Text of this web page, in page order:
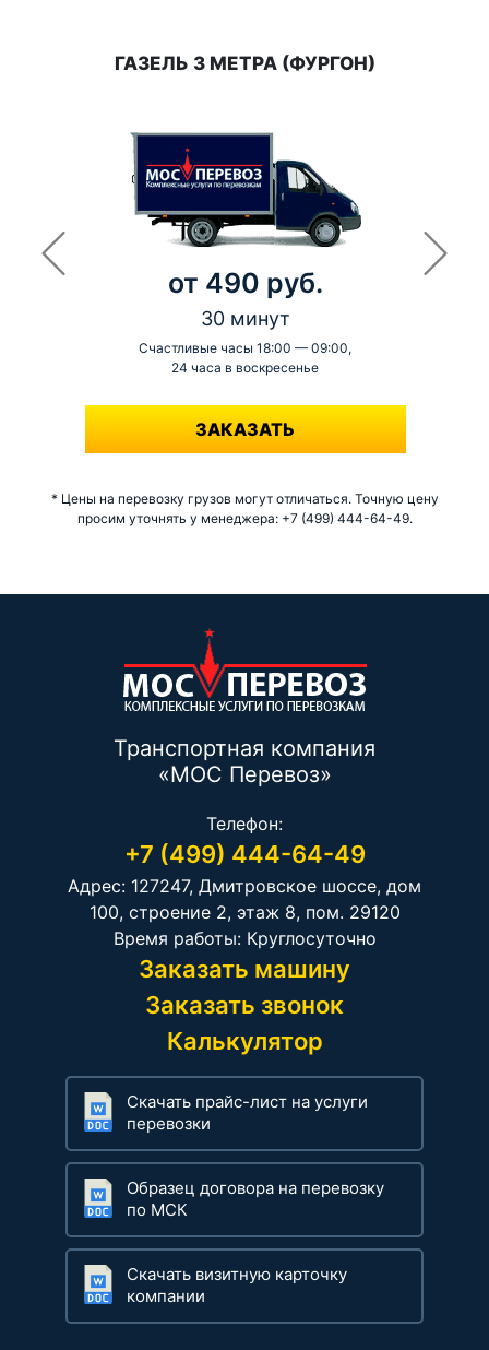
ГАЗЕЛЬ 3 МЕТРА (ФУРГОН)
от 490 руб.
30 минут
Счастливые часы 18:00 — 09:00,
24 часа в воскресенье
-
ЗАКАЗАТЬ
* Цены на перевозку грузов могут отличаться. Точную цену
просим уточнять у менеджера: +7 (499) 444-64-49.
Транспортная компания
«МОС Перевоз»
Телефон:
+7 (499) 444-64-49
Адрес: 127247, Дмитровское шоссе, дом
100, строение 2, этаж 8, пом. 29120
Время работы: Круглосуточно
Заказать машину
Заказать звонок
Калькулятор
Скачать прайс-лист на услуги
перевозки
Образец договора на перевозку
по МСК
Скачать визитную карточку
компании